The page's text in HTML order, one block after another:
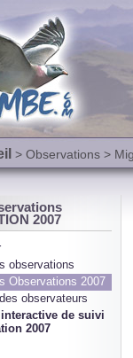
> Observations>
2007
observations
Observations 2007
observateurs
interactive de suivi
2007